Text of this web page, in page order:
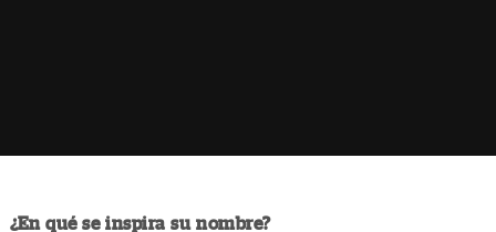
¿En qué se inspira su nombre?